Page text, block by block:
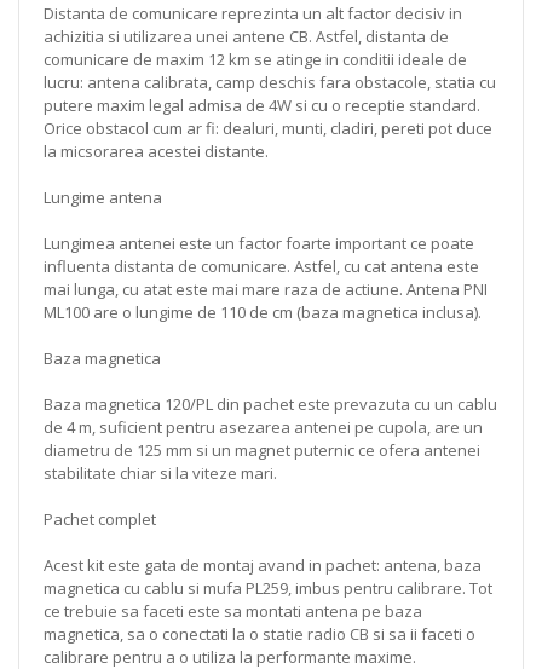
Distanta de comunicare reprezinta un alt factor decisiv in
achizitia si utilizarea unei antene CB. Astfel, distanta de
comunicare de maxim 12 km se atinge in conditii ideale de
lucru: antena calibrata, camp deschis fara obstacole, statia cu
putere maxim legal admisa de 4W si cu o receptie standard.
Orice obstacol cum ar fi: dealuri, munti, cladiri, pereti pot duce
la micsorarea acestei distante.
Lungime antena
Lungimea antenei este un factor foarte important ce poate
influenta distanta de comunicare. Astfel, cu cat antena este
mai lunga, cu atat este mai mare raza de actiune. Antena PNI
ML100 are o lungime de 110 de cm (baza magnetica inclusa).
Baza magnetica
Baza magnetica 120/PL din pachet este prevazuta cu un cablu
de 4 m, suficient pentru asezarea antenei pe cupola, are un
diametru de 125 mm si un magnet puternic ce ofera antenei
stabilitate chiar si la viteze mari.
Pachet complet
Acest kit este gata de montaj avand in pachet: antena, baza
magnetica cu cablu si mufa PL259, imbus pentru calibrare. Tot
ce trebuie sa faceti este sa montati antena pe baza
magnetica, sa o conectati la o statie radio CB si sa ii faceti o
calibrare pentru a o utiliza la performante maxime.